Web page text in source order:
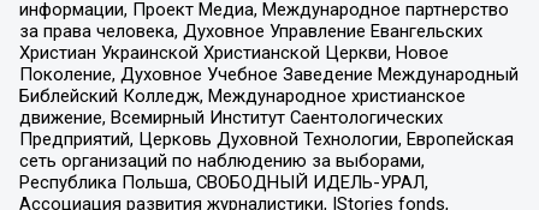
информации, Проект Медиа, Международное партнерство
за права человека, Духовное Управление Евангельских
Христиан Украинской Христианской Церкви, Новое
Поколение, Духовное Учебное Заведение Международный
Библейский Колледж, Международное христианское
движение, Всемирный Институт Саентологических
Предприятий, Церковь Духовной Технологии, Европейская
сеть организаций по наблюдению за выборами,
Республика Польша, СВОБОДНЫЙ ИДЕЛЬ-УРАЛ,
Ассоциация развития журналистики, IStories fonds,